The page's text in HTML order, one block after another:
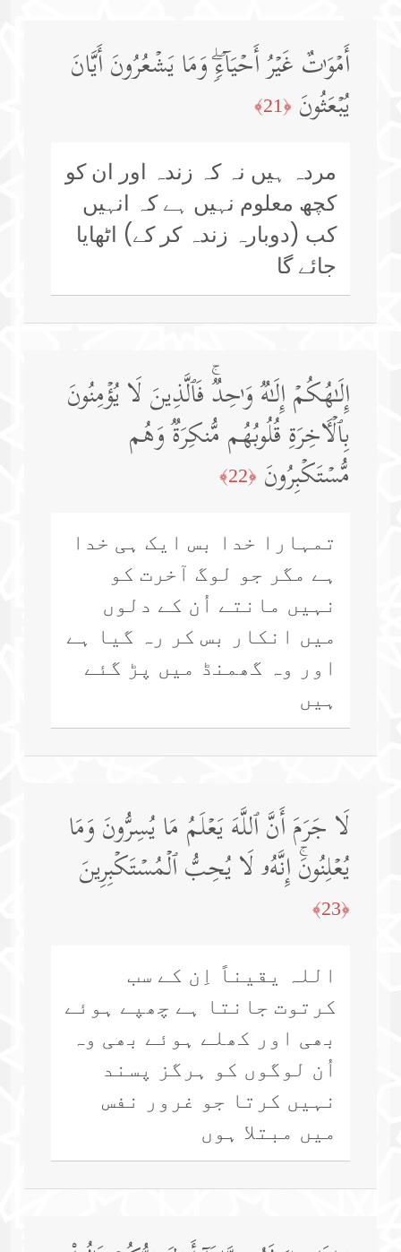
أَمۡوَ ٰ⁠تٌ غَیۡرُ أَحۡیَاۤءࣲۖ وَمَا یَشۡعُرُونَ أَیَّانَ
یُبۡعَثُونَ ﴿21﴾
مردہ ہیں نہ کہ زندہ اور ان کو
کچھ معلوم نہیں ہے کہ انہیں
کب (دوبارہ زندہ کر کے) اٹھایا
جائے گا
إِلَـٰهُكُمۡ إِلَـٰهࣱ وَ ٰ⁠حِدࣱۚ فَٱلَّذِینَ لَا یُؤۡمِنُونَ
بِٱلۡـَٔاخِرَةِ قُلُوبُهُم مُّنكِرَةࣱ وَهُم
مُّسۡتَكۡبِرُونَ ﴿22﴾
تمہارا خدا بس ایک ہی خدا
ہے مگر جو لوگ آخرت کو
نہیں مانتے اُن کے دلوں
میں انکار بس کر رہ گیا ہے
اور وہ گھمنڈ میں پڑ گئے
ہیں
لَا جَرَمَ أَنَّ ٱللَّهَ یَعۡلَمُ مَا یُسِرُّونَ وَمَا
یُعۡلِنُونَۚ إِنَّهُۥ لَا یُحِبُّ ٱلۡمُسۡتَكۡبِرِینَ
﴿23﴾
اللہ یقیناً اِن کے سب
کرتوت جانتا ہے چھپے ہوئے
بھی اور کھلے ہوئے بھی وہ
اُن لوگوں کو ہرگز پسند
نہیں کرتا جو غرور نفس
میں مبتلا ہوں